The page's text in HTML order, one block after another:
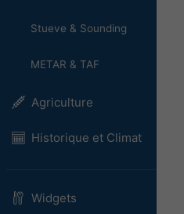
Stueve & Sounding
METAR & TAF
Agriculture
Historique et Climat
Widgets